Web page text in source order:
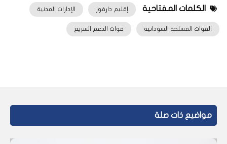
الكلمات المفتاحية إقليم دارفور الإدارات المدنية
القوات المسلحة السودانية قوات الدعم السريع
مواضيع ذات صلة